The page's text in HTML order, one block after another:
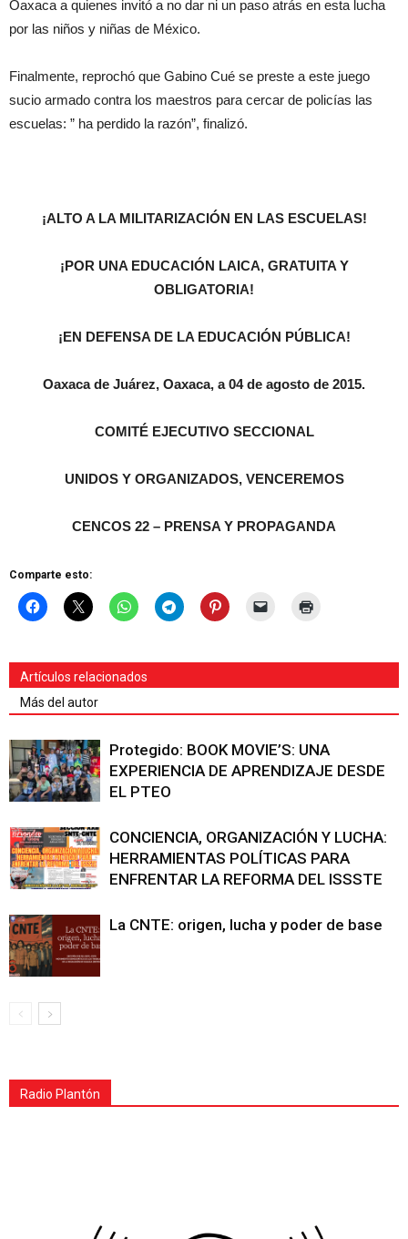
Oaxaca a quienes invitó a no dar ni un paso atrás en esta lucha
por las niños y niñas de México.
Finalmente, reprochó que Gabino Cué se preste a este juego
sucio armado contra los maestros para cercar de policías las
escuelas: ” ha perdido la razón”, finalizó.
¡ALTO A LA MILITARIZACIÓN EN LAS ESCUELAS!
¡POR UNA EDUCACIÓN LAICA, GRATUITA Y
OBLIGATORIA!
¡EN DEFENSA DE LA EDUCACIÓN PÚBLICA!
Oaxaca de Juárez, Oaxaca, a 04 de agosto de 2015.
COMITÉ EJECUTIVO SECCIONAL
UNIDOS Y ORGANIZADOS, VENCEREMOS
CENCOS 22 – PRENSA Y PROPAGANDA
Comparte esto:
Artículos relacionados
Más del autor
Protegido: BOOK MOVIE’S: UNA
EXPERIENCIA DE APRENDIZAJE DESDE
EL PTEO
CONCIENCIA, ORGANIZACIÓN Y LUCHA:
HERRAMIENTAS POLÍTICAS PARA
ENFRENTAR LA REFORMA DEL ISSSTE
La CNTE: origen, lucha y poder de base
Radio Plantón